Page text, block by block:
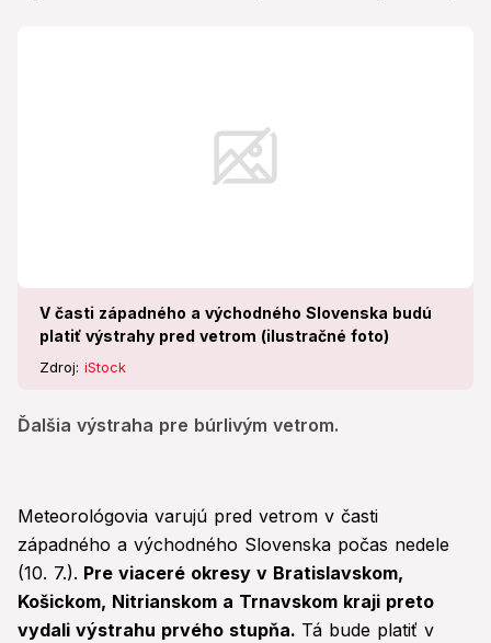
V časti západného a východného Slovenska budú
platiť výstrahy pred vetrom (ilustračné foto)
Zdroj: iStock
Ďalšia výstraha pre búrlivým vetrom.
Meteorológovia varujú pred vetrom v časti
západného a východného Slovenska počas nedele
(10. 7.). Pre viaceré okresy v Bratislavskom,
Košickom, Nitrianskom a Trnavskom kraji preto
vydali výstrahu prvého stupňa. Tá bude platiť v